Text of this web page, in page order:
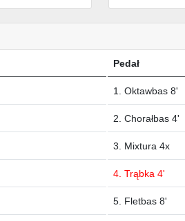
Pedał
1. Oktawbas 8'
2. Chorałbas 4'
3. Mixtura 4x
4. Trąbka 4'
5. Fletbas 8'